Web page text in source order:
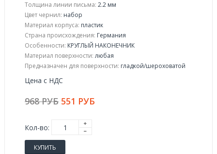
Толщина линии письма: 2.2 мм
Цвет чернил: набор
Материал корпуса: пластик
Страна происхождения: Германия
Особенности: КРУГЛЫЙ НАКОНЕЧНИК
Материал поверхности: любая
Предназначен для поверхности: гладкой/шероховатой
Цена с НДС
968 РУБ 551 РУБ
Кол-во:
КУПИТЬ